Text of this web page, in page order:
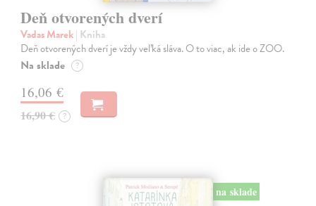
Deň otvorených dverí
Vadas Marek| Kniha
Deň otvorených dverí je vždy veľká sláva. O to viac, ak ide o ZOO.
Na sklade ?
16,06 €
16,90 € ?
na sklade